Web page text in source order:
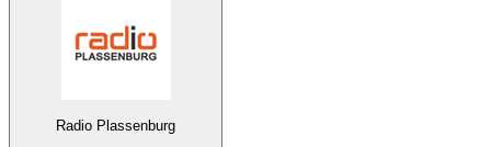
Radio Plassenburg